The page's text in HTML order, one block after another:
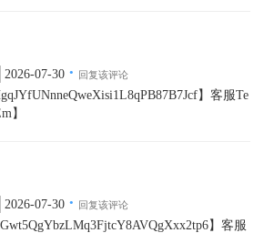
2026-07-30 · 回复该评论
】客服Te
】
2026-07-30 · 回复该评论
】客服